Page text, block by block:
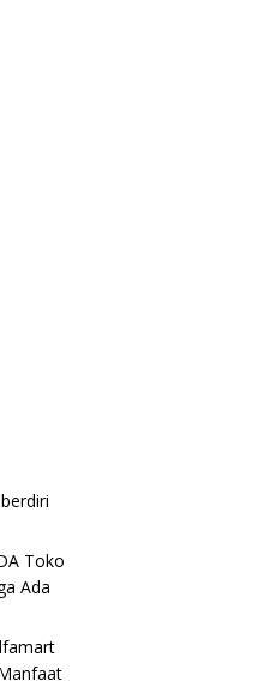
Toko
Ada